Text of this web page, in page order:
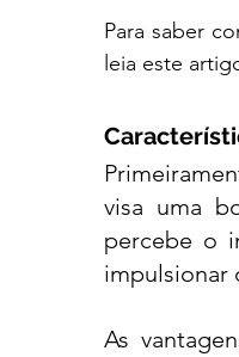
Para saber
leia este
visa uma
percebe o
impulsionar
As